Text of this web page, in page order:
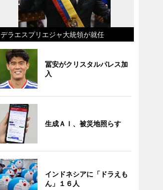
デラエスプリエジャ大統領が就任
冨安がクリスタルパレス加
入
生成ＡＩ、被災地照らす
インドネシアに「ドラえも
ん」１６人